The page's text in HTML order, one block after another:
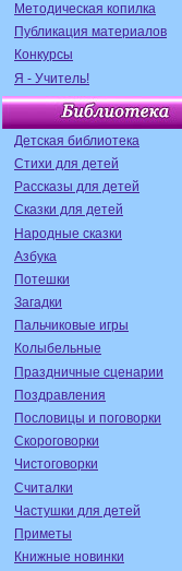
Методическая копилка
Публикация материалов
Конкурсы
Я - Учитель!
Детская библиотека
Стихи для детей
Рассказы для детей
Сказки для детей
Народные сказки
Азбука
Потешки
Загадки
Пальчиковые игры
Колыбельные
Праздничные сценарии
Поздравления
Пословицы и поговорки
Скороговорки
Чистоговорки
Считалки
Частушки для детей
Приметы
Книжные новинки